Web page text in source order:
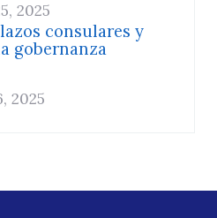
2025
consulares y
gobernanza
2025